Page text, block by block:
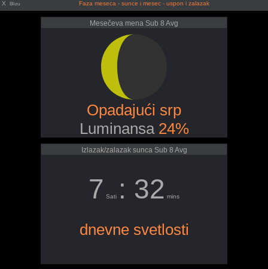
X Blizu Faza meseca - sunce i mesec - uspon i zalazak
Mesečeva mena Sub 8 Avg
Opadajući srp
Luminansa 24%
Izlazak/zalazak sunca Sub 8 Avg
7 Sati : 32 mins
dnevne svetlosti